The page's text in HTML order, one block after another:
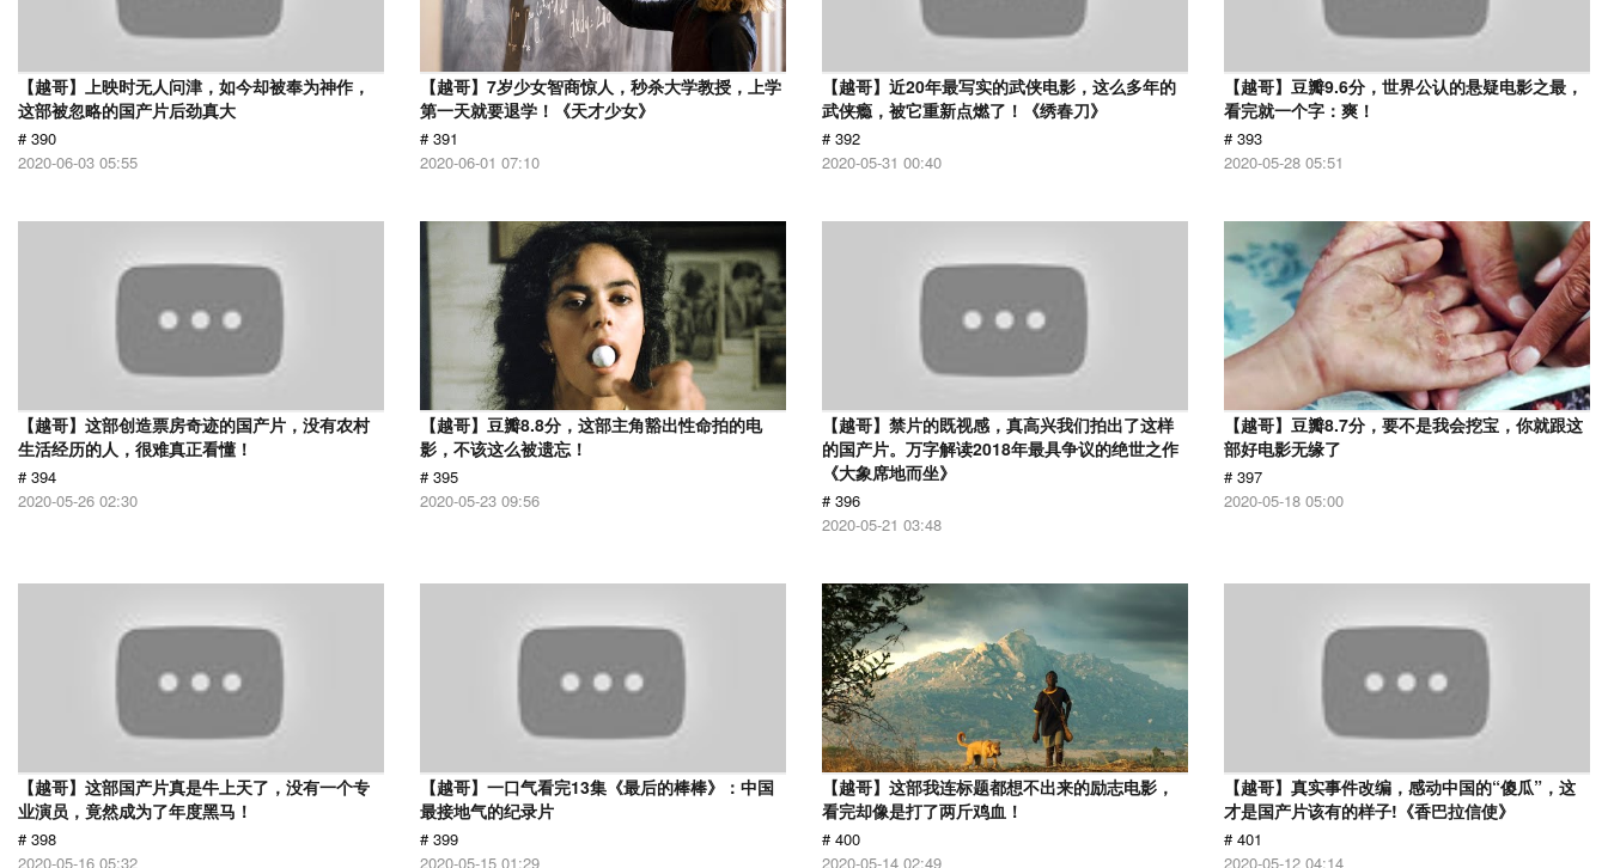
【越哥】上映时无人问津，如今却被奉为神作，
这部被忽略的国产片后劲真大
# 390
2020-06-03 05:55
【越哥】7岁少女智商惊人，秒杀大学教授，上学
第一天就要退学！《天才少女》
# 391
2020-06-01 07:10
【越哥】近20年最写实的武侠电影，这么多年的
武侠瘾，被它重新点燃了！《绣春刀》
# 392
2020-05-31 00:40
【越哥】豆瓣9.6分，世界公认的悬疑电影之最，
看完就一个字：爽！
# 393
2020-05-28 05:51
【越哥】这部创造票房奇迹的国产片，没有农村
生活经历的人，很难真正看懂！
# 394
2020-05-26 02:30
【越哥】豆瓣8.8分，这部主角豁出性命拍的电
影，不该这么被遗忘！
# 395
2020-05-23 09:56
【越哥】禁片的既视感，真高兴我们拍出了这样
的国产片。万字解读2018年最具争议的绝世之作
《大象席地而坐》
# 396
2020-05-21 03:48
【越哥】豆瓣8.7分，要不是我会挖宝，你就跟这
部好电影无缘了
# 397
2020-05-18 05:00
【越哥】这部国产片真是牛上天了，没有一个专
业演员，竟然成为了年度黑马！
# 398
2020-05-16 05:32
【越哥】一口气看完13集《最后的棒棒》：中国
最接地气的纪录片
# 399
2020-05-15 01:29
【越哥】这部我连标题都想不出来的励志电影，
看完却像是打了两斤鸡血！
# 400
2020-05-14 02:49
【越哥】真实事件改编，感动中国的“傻瓜”，这
才是国产片该有的样子!《香巴拉信使》
# 401
2020-05-12 04:14